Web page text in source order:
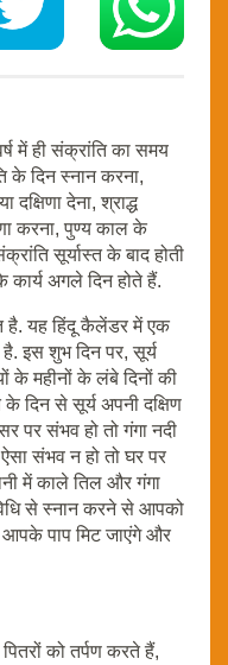
में ही संक्रांति का समय
के दिन स्नान करना,
दक्षिणा देना, श्राद्ध
करना, पुण्य काल के
सूर्यास्त के बाद होती
अगले दिन होते हैं.
है. यह हिंदू कैलेंडर में एक
है. इस शुभ दिन पर, सूर्य
के महीनों के लंबे दिनों की
दिन से सूर्य अपनी दक्षिण
पर संभव हो तो गंगा नदी
संभव न हो तो घर पर
में काले तिल और गंगा
से स्नान करने से आपको
आपके पाप मिट जाएंगे और
को तर्पण करते हैं,